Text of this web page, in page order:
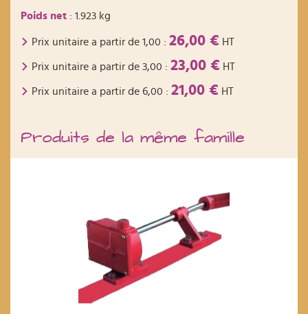
Poids net : 1.923 kg
Prix unitaire a partir de 1,00 : 26,00 € HT
Prix unitaire a partir de 3,00 : 23,00 € HT
Prix unitaire a partir de 6,00 : 21,00 € HT
Produits de la même famille